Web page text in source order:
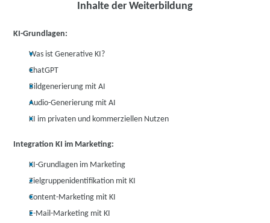
Inhalte der Weiterbildung
KI-Grundlagen:
Was ist Generative KI?
ChatGPT
Bildgenerierung mit AI
Audio-Generierung mit AI
KI im privaten und kommerziellen Nutzen
Integration KI im Marketing:
KI-Grundlagen im Marketing
Zielgruppenidentifikation mit KI
Content-Marketing mit KI
E-Mail-Marketing mit KI